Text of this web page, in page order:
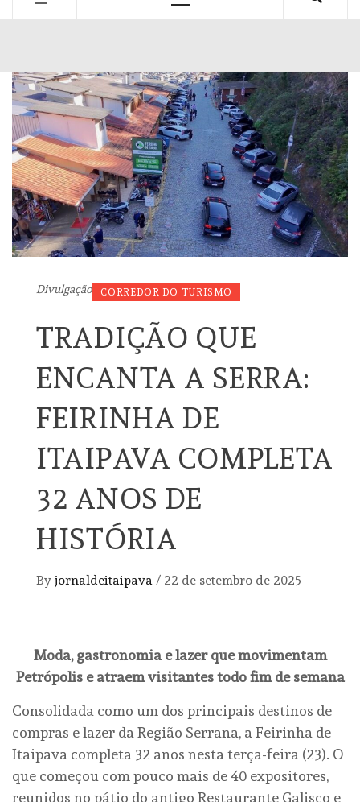
Divulgação CORREDOR DO TURISMO
TRADIÇÃO QUE
ENCANTA A SERRA:
FEIRINHA DE
ITAIPAVA COMPLETA
32 ANOS DE
HISTÓRIA
By jornaldeitaipava / 22 de setembro de 2025
Moda, gastronomia e lazer que movimentam
Petrópolis e atraem visitantes todo fim de semana
Consolidada como um dos principais destinos de
compras e lazer da Região Serrana, a Feirinha de
Itaipava completa 32 anos nesta terça-feira (23). O
que começou com pouco mais de 40 expositores,
reunidos no pátio do antigo Restaurante Galisco e